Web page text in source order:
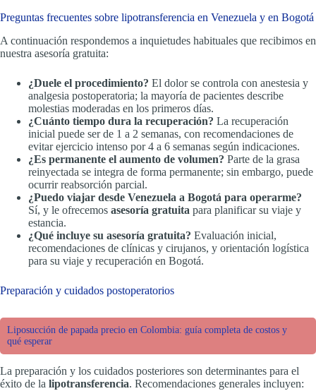
Preguntas frecuentes sobre lipotransferencia en Venezuela y en Bogotá
A continuación respondemos a inquietudes habituales que recibimos en
nuestra asesoría gratuita:
¿Duele el procedimiento? El dolor se controla con anestesia y
analgesia postoperatoria; la mayoría de pacientes describe
molestias moderadas en los primeros días.
¿Cuánto tiempo dura la recuperación? La recuperación
inicial puede ser de 1 a 2 semanas, con recomendaciones de
evitar ejercicio intenso por 4 a 6 semanas según indicaciones.
¿Es permanente el aumento de volumen? Parte de la grasa
reinyectada se integra de forma permanente; sin embargo, puede
ocurrir reabsorción parcial.
¿Puedo viajar desde Venezuela a Bogotá para operarme?
Sí, y le ofrecemos asesoría gratuita para planificar su viaje y
estancia.
¿Qué incluye su asesoría gratuita? Evaluación inicial,
recomendaciones de clínicas y cirujanos, y orientación logística
para su viaje y recuperación en Bogotá.
Preparación y cuidados postoperatorios
Liposucción de papada precio en Colombia: guía completa de costos y
qué esperar
La preparación y los cuidados posteriores son determinantes para el
éxito de la lipotransferencia. Recomendaciones generales incluyen: